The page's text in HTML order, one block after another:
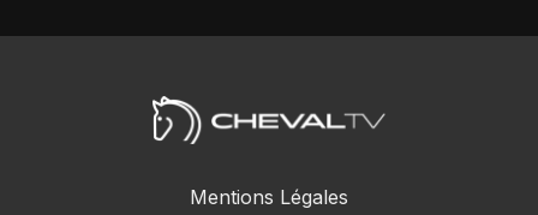
Mentions Légales